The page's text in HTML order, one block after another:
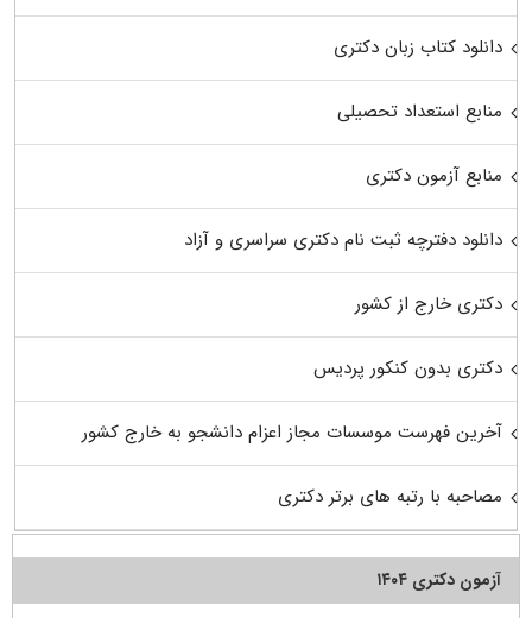
دانلود کتاب زبان دکتری
منابع استعداد تحصیلی
منابع آزمون دکتری
دانلود دفترچه ثبت نام دکتری سراسری و آزاد
دکتری خارج از کشور
دکتری بدون کنکور پردیس
آخرین فهرست موسسات مجاز اعزام دانشجو به خارج کشور
مصاحبه با رتبه های برتر دکتری
آزمون دکتری ۱۴۰۴